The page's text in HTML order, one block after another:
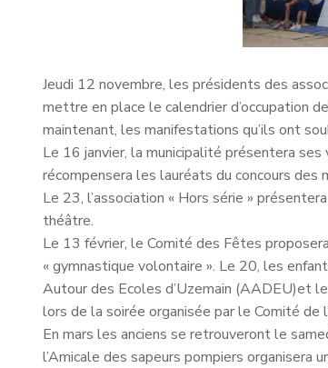
Jeudi 12 novembre, les présidents des
mettre en place le calendrier d’occupation
maintenant, les manifestations qu’ils ont
Le 16 janvier, la municipalité présentera
récompensera les lauréats du concours des
Le 23, l’association « Hors série »
théâtre.
Le 13 février, le Comité des Fêtes
« gymnastique volontaire ». Le 20, les
Autour des Ecoles d’Uzemain (AADEU)et
lors de la soirée organisée par le Comité de
En mars les anciens se retrouveront le
l’Amicale des sapeurs pompiers organisera